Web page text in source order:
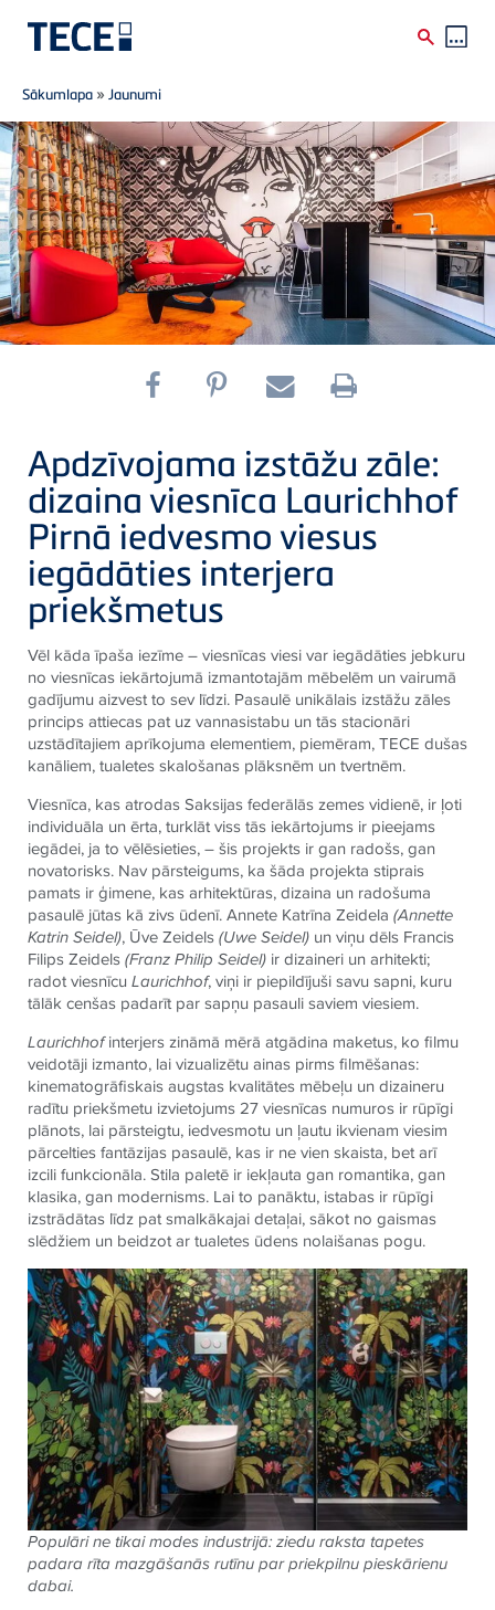
Skip to main content
Breadcrumb
Sākumlapa »Jaunumi
Apdzīvojama izstāžu zāle:
dizaina viesnīca Laurichhof
Pirnā iedvesmo viesus
iegādāties interjera
priekšmetus
Vēl kāda īpaša iezīme – viesnīcas viesi var iegādāties jebkuru
no viesnīcas iekārtojumā izmantotajām mēbelēm un vairumā
gadījumu aizvest to sev līdzi. Pasaulē unikālais izstāžu zāles
princips attiecas pat uz vannasistabu un tās stacionāri
uzstādītajiem aprīkojuma elementiem, piemēram,TECE dušas
kanāliem, tualetes skalošanas plāksnēm un tvertnēm.
Viesnīca, kas atrodas Saksijas federālās zemes vidienē, ir ļoti
individuāla un ērta, turklāt viss tās iekārtojums ir pieejams
iegādei, ja to vēlēsieties, – šis projekts ir gan radošs, gan
novatorisks. Nav pārsteigums, ka šāda projekta stiprais
pamats ir ģimene, kas arhitektūras, dizaina un radošuma
pasaulē jūtas kā zivs ūdenī. Annete Katrīna Zeidela (Annette
Katrin Seidel), Ūve Zeidels(Uwe Seidel) un viņu dēls Francis
Filips Zeidels(Franz Philip Seidel) ir dizaineri un arhitekti;
radot viesnīcuLaurichhof, viņi ir piepildījuši savu sapni, kuru
tālāk cenšas padarīt par sapņu pasauli saviem viesiem.
Laurichhofinterjers zināmā mērā atgādina maketus, ko filmu
veidotāji izmanto, lai vizualizētu ainas pirms filmēšanas:
kinematogrāfiskais augstas kvalitātes mēbeļu un dizaineru
radītu priekšmetu izvietojums 27 viesnīcas numuros ir rūpīgi
plānots, lai pārsteigtu, iedvesmotu un ļautu ikvienam viesim
pārcelties fantāzijas pasaulē, kas ir ne vien skaista, bet arī
izcili funkcionāla. Stila paletē ir iekļauta gan romantika, gan
klasika, gan modernisms. Lai to panāktu, istabas ir rūpīgi
izstrādātas līdz pat smalkākajai detaļai, sākot no gaismas
slēdžiem un beidzot ar tualetes ūdens nolaišanas pogu.
Populāri ne tikai modes industrijā: ziedu raksta tapetes
padara rīta mazgāšanās rutīnu par priekpilnu pieskārienu
dabai.